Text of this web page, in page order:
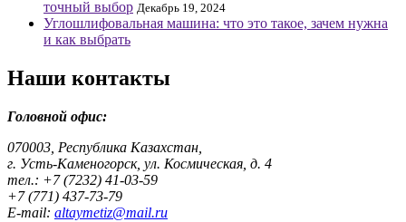
точный выбор Декабрь 19, 2024
Углошлифовальная машина: что это такое, зачем нужна
и как выбрать
Наши контакты
Головной офис:
070003, Республика Казахстан,
г. Усть-Каменогорск, ул. Космическая, д. 4
тел.: +7 (7232) 41-03-59
+7 (771) 437-73-79
E-mail: altaymetiz@mail.ru